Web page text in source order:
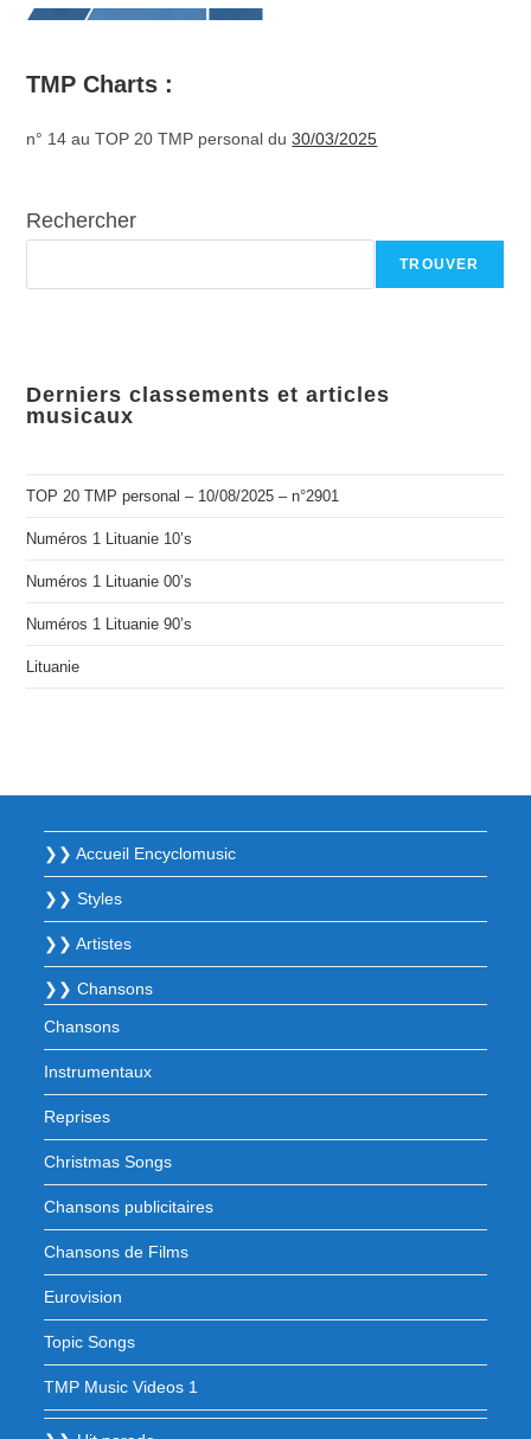
TMP Charts :
n° 14 au TOP 20 TMP personal du30/03/2025
Rechercher
TROUVER
Derniers classements et articles
musicaux
TOP 20 TMP personal – 10/08/2025 – n°2901
Numéros 1 Lituanie 10’s
Numéros 1 Lituanie 00’s
Numéros 1 Lituanie 90’s
Lituanie
❯❯ Accueil Encyclomusic
❯❯ Styles
❯❯ Artistes
❯❯ Chansons
Chansons
Instrumentaux
Reprises
Christmas Songs
Chansons publicitaires
Chansons de Films
Eurovision
Topic Songs
TMP Music Videos 1